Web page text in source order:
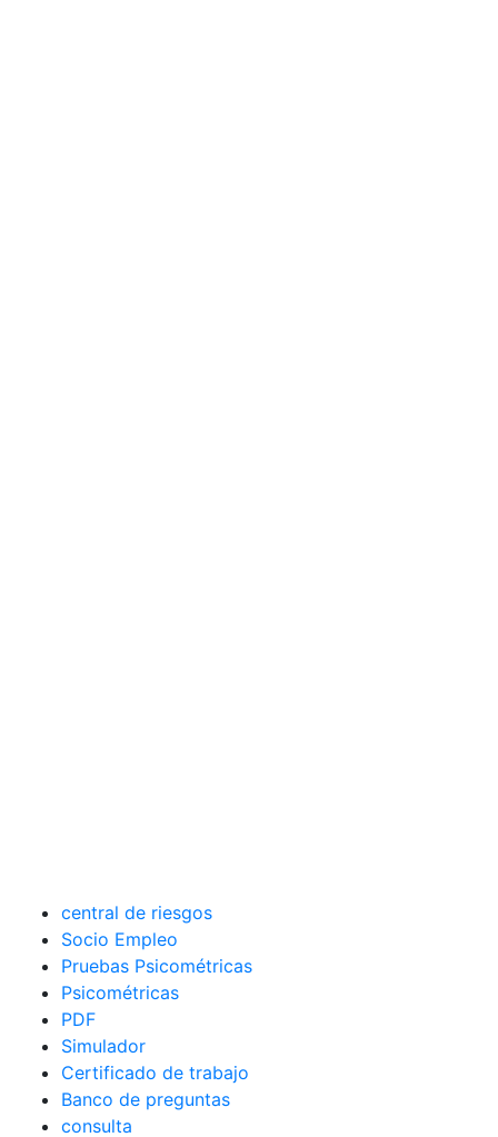
central de riesgos
Socio Empleo
Pruebas Psicométricas
Psicométricas
PDF
Simulador
Certificado de trabajo
Banco de preguntas
consulta